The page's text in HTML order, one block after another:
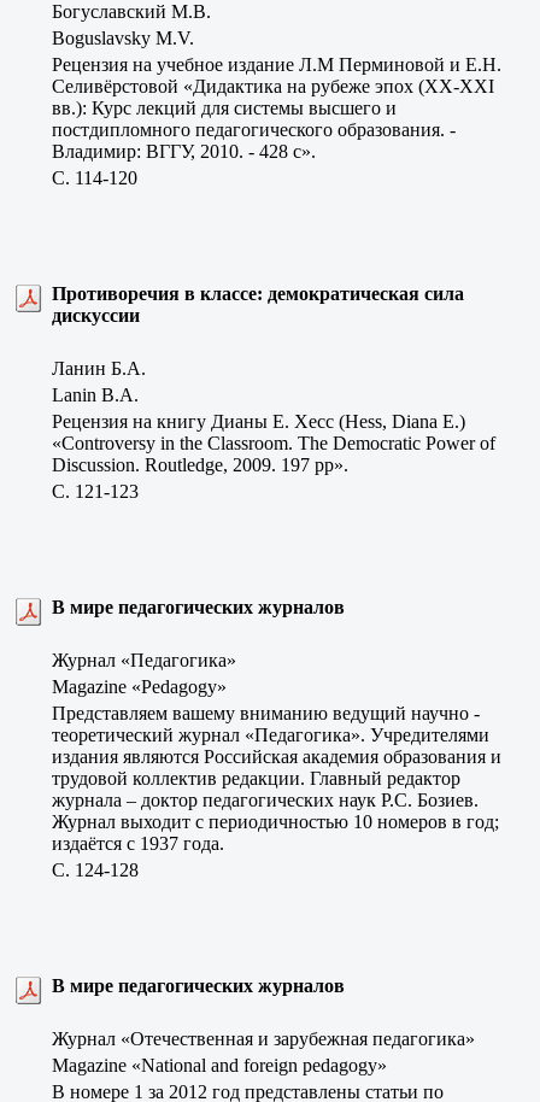
Богуславский М.В.
Boguslavsky M.V.
Рецензия на учебное издание Л.М Перминовой и Е.Н.
Селивёрстовой «Дидактика на рубеже эпох (ХХ-ХХI
вв.): Курс лекций для системы высшего и
постдипломного педагогического образования. -
Владимир: ВГГУ, 2010. - 428 с».
C. 114-120
Противоречия в классе: демократическая сила
дискуссии
Ланин Б.А.
Lanin B.A.
Рецензия на книгу Дианы E. Хесс (Hess, Diana E.)
«Controversy in the Classroom. The Democratic Power of
Discussion. Routledge, 2009. 197 pp».
C. 121-123
В мире педагогических журналов
Журнал «Педагогика»
Magazine «Pedagogy»
Представляем вашему вниманию ведущий научно -
теоретический журнал «Педагогика». Учредителями
издания являются Российская академия образования и
трудовой коллектив редакции. Главный редактор
журнала – доктор педагогических наук Р.С. Бозиев.
Журнал выходит с периодичностью 10 номеров в год;
издаётся с 1937 года.
C. 124-128
В мире педагогических журналов
Журнал «Отечественная и зарубежная педагогика»
Magazine «National and foreign pedagogy»
В номере 1 за 2012 год представлены статьи по